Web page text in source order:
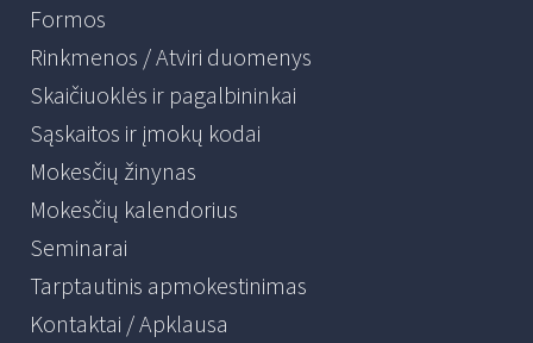
Formos
Rinkmenos / Atviri duomenys
Skaičiuoklės ir pagalbininkai
Sąskaitos ir įmokų kodai
Mokesčių žinynas
Mokesčių kalendorius
Seminarai
Tarptautinis apmokestinimas
Kontaktai / Apklausa